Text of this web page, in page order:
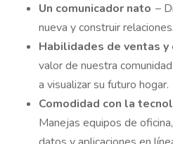
Un comunicador nato –
nueva y construir relaciones.
Habilidades de ventas y
valor de nuestra
a visualizar su futuro hogar.
Comodidad con la
Manejas equipos de